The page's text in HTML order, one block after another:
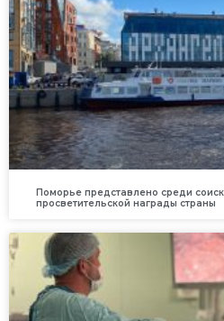
Поморье представлено среди
просветительской награды страны